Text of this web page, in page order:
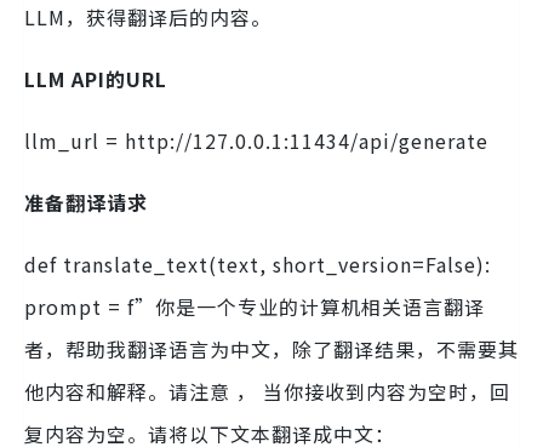
LLM，获得翻译后的内容。
LLM API的URL
llm_url = http://127.0.0.1:11434/api/generate
准备翻译请求
def translate_text(text, short_version=False):
prompt = f”你是一个专业的计算机相关语言翻译
者，帮助我翻译语言为中文，除了翻译结果，不需要其
他内容和解释。请注意 ， 当你接收到内容为空时，回
复内容为空。请将以下文本翻译成中文：